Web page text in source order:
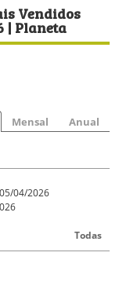
Vendidos
| Planeta
Mensal Anual
04/2026
Todas